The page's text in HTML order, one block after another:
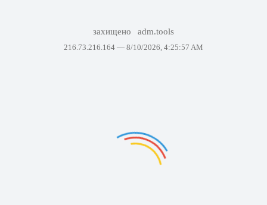
захищено adm.tools
216.73.216.164 — 8/10/2026, 4:25:57 AM